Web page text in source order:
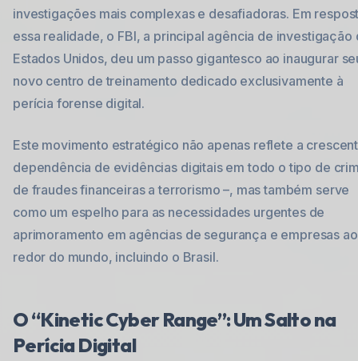
investigações mais complexas e desafiadoras. Em
essa realidade, o FBI, a principal agência de investigação
Estados Unidos, deu um passo gigantesco ao inaugurar
novo centro de treinamento dedicado exclusivamente à
perícia forense digital.
Este movimento estratégico não apenas reflete a
dependência de evidências digitais em todo o tipo de
de fraudes financeiras a terrorismo –, mas também serve
como um espelho para as necessidades urgentes de
aprimoramento em agências de segurança e empresas ao
redor do mundo, incluindo o Brasil.
O “Kinetic Cyber Range”: Um Salto na
Perícia Digital